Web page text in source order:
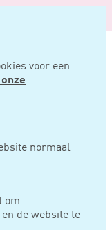
voor een
onze
normaal
om
de website te